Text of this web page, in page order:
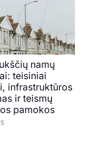
namų
teisiniai
infrastruktūros
ir teismų
pamokos